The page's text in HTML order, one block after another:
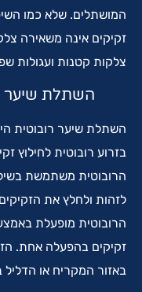
המושתלים. שלא כמו
זקיקים אינה משאירה
צלקות קטנות ועגולות
השתלת שיער
השתלת שיער רובוטית
בזרוע רובוטית לחילוץ
הרובוטית משתמשת
לזהות ולחלץ את
הרובוטית מופעלת
זקיקים בהפעלה אחת.
באזור המקריח או